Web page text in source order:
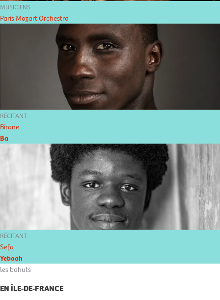
MUSICIENS
Paris Mozart Orchestra
RÉCITANT
Birane
Ba
RÉCITANT
Sefa
Yeboah
les bahuts
EN ÎLE-DE-FRANCE